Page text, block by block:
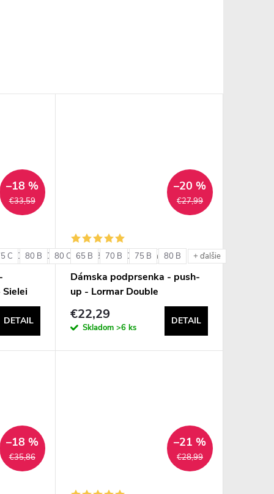
85 C 85 D 85 E 90 C 90 D + ďalšie
€33,59
–18 %
C 80 B 80 C 85 B 85 C + ďalšie
DETAIL
€27,99
–20 %
65 B 70 B 75 B 80 B + ďalšie
Dámska podprsenka - push-
up - Lormar Double
€22,29
Skladom >6 ks
DETAIL
€35,86
–18 %
€28,99
–21 %